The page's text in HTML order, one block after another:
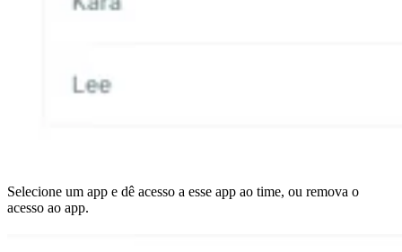
Selecione um app e dê acesso a esse app ao time, ou remova o
acesso ao app.